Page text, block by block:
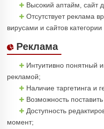
Высокий аптайм, сайт
Отсутствует реклама
вирусами и сайтов категории
Реклама
Интуитивно понятный
рекламой;
Наличие таргетинга и
Возможность
Доступность
момент;